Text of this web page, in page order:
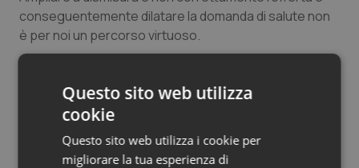
Salute orale & impianti
Sangue & coagulazione
Tiroide
Tumore al seno
conseguentemente dilatare la domanda di salute non
è per noi un percorso virtuoso.
16 Marzo 2012
© Riproduzione riservata
Questo sito web utilizza
cookie
Questo sito web utilizza i cookie per
migliorare la tua esperienza di